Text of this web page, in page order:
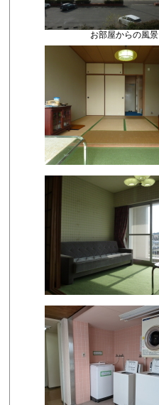
お部屋からの風景